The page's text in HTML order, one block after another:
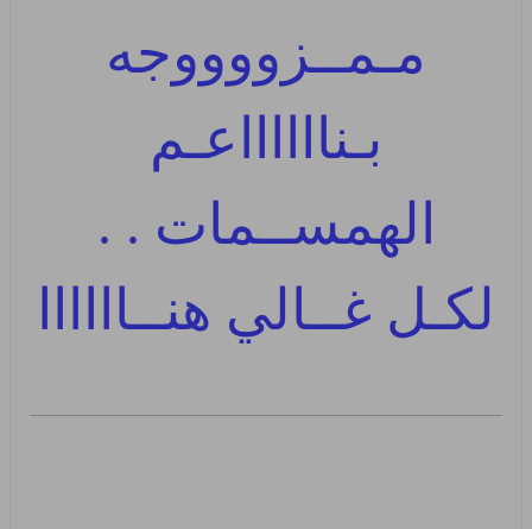
مـمــزووووجه
بـنااااااعـم
الهمســمات . .
لكـل غــالي هنــاااااا